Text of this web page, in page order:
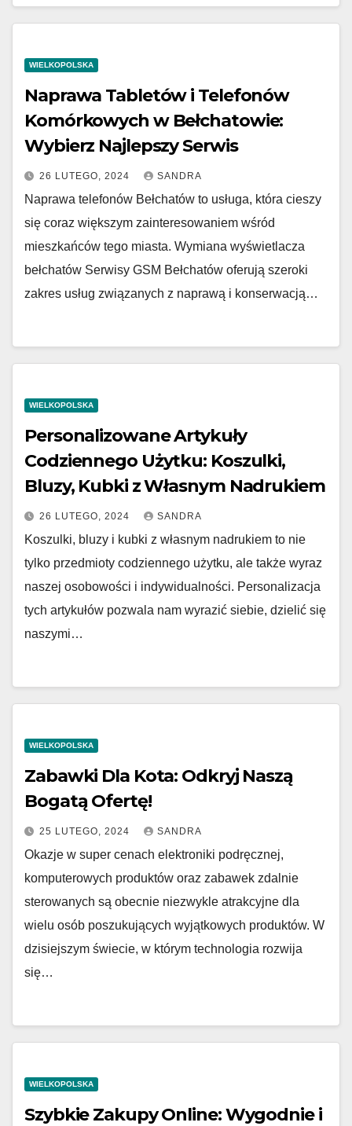
WIELKOPOLSKA
Naprawa Tabletów i Telefonów
Komórkowych w Bełchatowie:
Wybierz Najlepszy Serwis
26 LUTEGO, 2024 SANDRA
Naprawa telefonów Bełchatów to usługa, która cieszy
się coraz większym zainteresowaniem wśród
mieszkańców tego miasta. Wymiana wyświetlacza
bełchatów Serwisy GSM Bełchatów oferują szeroki
zakres usług związanych z naprawą i konserwacją…
WIELKOPOLSKA
Personalizowane Artykuły
Codziennego Użytku: Koszulki,
Bluzy, Kubki z Własnym Nadrukiem
26 LUTEGO, 2024 SANDRA
Koszulki, bluzy i kubki z własnym nadrukiem to nie
tylko przedmioty codziennego użytku, ale także wyraz
naszej osobowości i indywidualności. Personalizacja
tych artykułów pozwala nam wyrazić siebie, dzielić się
naszymi…
WIELKOPOLSKA
Zabawki Dla Kota: Odkryj Naszą
Bogatą Ofertę!
25 LUTEGO, 2024 SANDRA
Okazje w super cenach elektroniki podręcznej,
komputerowych produktów oraz zabawek zdalnie
sterowanych są obecnie niezwykle atrakcyjne dla
wielu osób poszukujących wyjątkowych produktów. W
dzisiejszym świecie, w którym technologia rozwija
się…
WIELKOPOLSKA
Szybkie Zakupy Online: Wygodnie i